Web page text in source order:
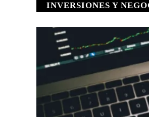
INVERSIONES Y